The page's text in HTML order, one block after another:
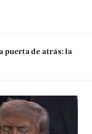
puerta de atrás: la